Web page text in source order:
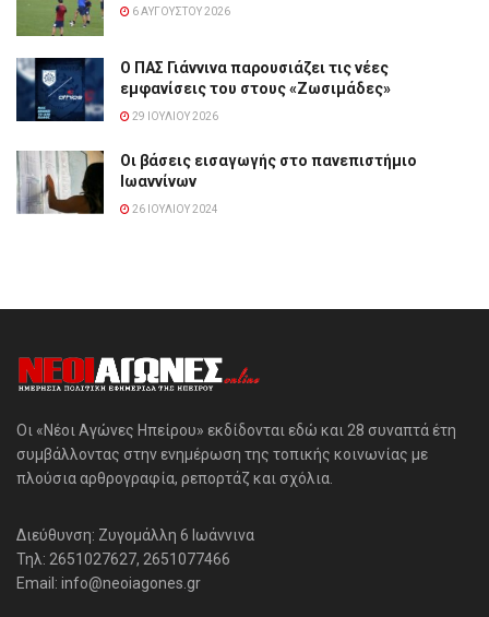
6 ΑΥΓΟΎΣΤΟΥ 2026
Ο ΠΑΣ Γιάννινα παρουσιάζει τις νέες
εμφανίσεις του στους «Ζωσιμάδες»
29 ΙΟΥΛΊΟΥ 2026
Οι βάσεις εισαγωγής στο πανεπιστήμιο
Ιωαννίνων
26 ΙΟΥΛΊΟΥ 2024
Οι «Νέοι Αγώνες Ηπείρου» εκδίδονται εδώ και 28 συναπτά έτη
συμβάλλοντας στην ενημέρωση της τοπικής κοινωνίας με
πλούσια αρθρογραφία, ρεπορτάζ και σχόλια.
Διεύθυνση: Ζυγομάλλη 6 Ιωάννινα
Τηλ: 2651027627, 2651077466
Email: info@neoiagones.gr